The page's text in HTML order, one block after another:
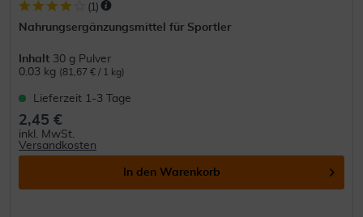
(1 )
Nahrungsergänzungsmittel für Sportler
Inhalt 30 g Pulver
0.03 kg (81,67 € / 1 kg)
Lieferzeit 1-3 Tage
2,45 €
inkl. MwSt.
Versandkosten
In den Warenkorb